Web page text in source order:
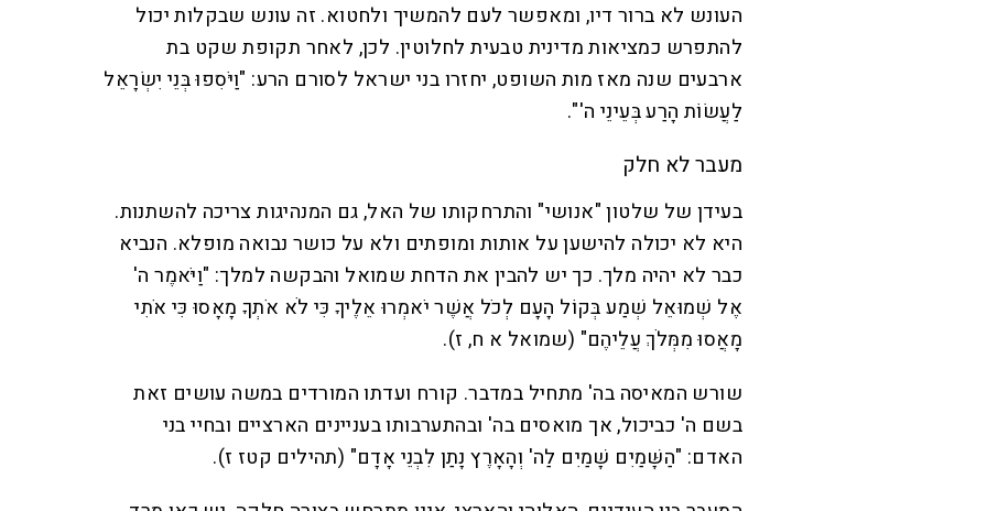
העונש לא ברור דיו, ומאפשר לעם להמשיך ולחטוא. זה עונש שבקלות יכול
להתפרש כמציאות מדינית טבעית לחלוטין. לכן, לאחר תקופת שקט בת
ארבעים שנה מאז מות השופט, יחזרו בני ישראל לסורם הרע: "וַיֹּסִפוּ בְּנֵי יִשְׂרָאֵל
לַעֲשׂוֹת הָרַע בְּעֵינֵי ה'".
מעבר לא חלק
בעידן של שלטון "אנושי" והתרחקותו של האל, גם המנהיגות צריכה להשתנות.
היא לא יכולה להישען על אותות ומופתים ולא על כושר נבואה מופלא. הנביא
כבר לא יהיה מלך. כך יש להבין את הדחת שמואל והבקשה למלך: "וַיֹּאמֶר ה'
אֶל שְׁמוּאֵל שְׁמַע בְּקוֹל הָעָם לְכֹל אֲשֶׁר יֹאמְרוּ אֵלֶיךָ כִּי לֹא אֹתְךָ מָאָסוּ כִּי אֹתִי
מָאֲסוּ מִמְּלֹךְ עֲלֵיהֶם" (שמואל א ח, ז).
שורש המאיסה בה' מתחיל במדבר. קורח ועדתו המורדים במשה עושים זאת
בשם ה' כביכול, אך מואסים בה' ובהתערבותו בעניינים הארציים ובחיי בני
האדם: "הַשָּׁמַיִם שָׁמַיִם לַה' וְהָאָרֶץ נָתַן לִבְנֵי אָדָם" (תהילים קטז ז).